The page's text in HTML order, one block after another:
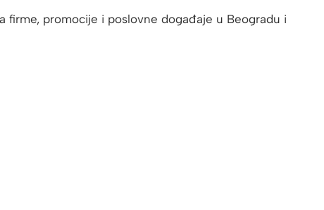
firme, promocije i poslovne događaje u Beogradu i